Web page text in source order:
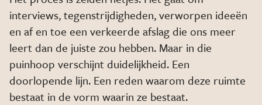
interviews, tegenstrijdigheden, verworpen ideeën
en af en toe een verkeerde afslag die ons meer
leert dan de juiste zou hebben. Maar in die
puinhoop verschijnt duidelijkheid. Een
doorlopende lijn. Een reden waarom deze ruimte
bestaat in de vorm waarin ze bestaat.